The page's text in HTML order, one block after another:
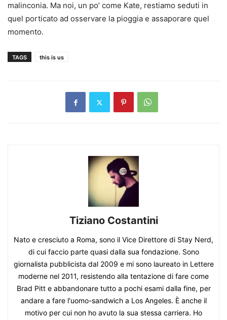
malinconia. Ma noi, un po’ come Kate, restiamo seduti in
quel porticato ad osservare la pioggia e assaporare quel
momento.
TAGS this is us
Tiziano Costantini
Nato e cresciuto a Roma, sono il Vice Direttore di Stay Nerd,
di cui faccio parte quasi dalla sua fondazione. Sono
giornalista pubblicista dal 2009 e mi sono laureato in Lettere
moderne nel 2011, resistendo alla tentazione di fare come
Brad Pitt e abbandonare tutto a pochi esami dalla fine, per
andare a fare l'uomo-sandwich a Los Angeles. È anche il
motivo per cui non ho avuto la sua stessa carriera. Ho